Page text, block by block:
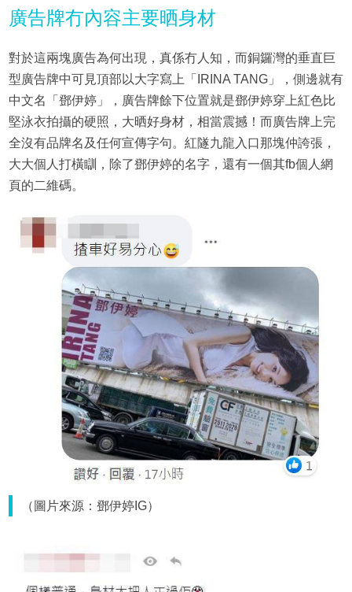
廣告牌冇內容主要晒身材
對於這兩塊廣告為何出現，真係冇人知，而銅鑼灣的垂直巨
型廣告牌中可見頂部以大字寫上「IRINA TANG」，側邊就有
中文名「鄧伊婷」，廣告牌餘下位置就是鄧伊婷穿上紅色比
堅泳衣拍攝的硬照，大晒好身材，相當震撼！而廣告牌上完
全沒有品牌名及任何宣傳字句。紅隧九龍入口那塊仲誇張，
大大個人打橫瞓，除了鄧伊婷的名字，還有一個其fb個人網
頁的二維碼。
（圖片來源：鄧伊婷IG）